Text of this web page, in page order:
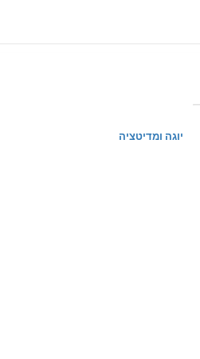
יוגה ומדיטציה